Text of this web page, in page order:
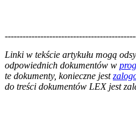
Linki w tekście artykułu mogą
odpowiednich dokumentów w
te dokumenty, konieczne jest
do treści dokumentów LEX jest